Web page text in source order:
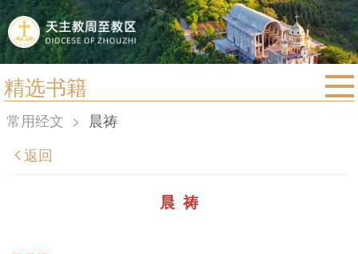
精选书籍
首页
宗教法规
常用经文 >
晨祷
返回
晨 祷